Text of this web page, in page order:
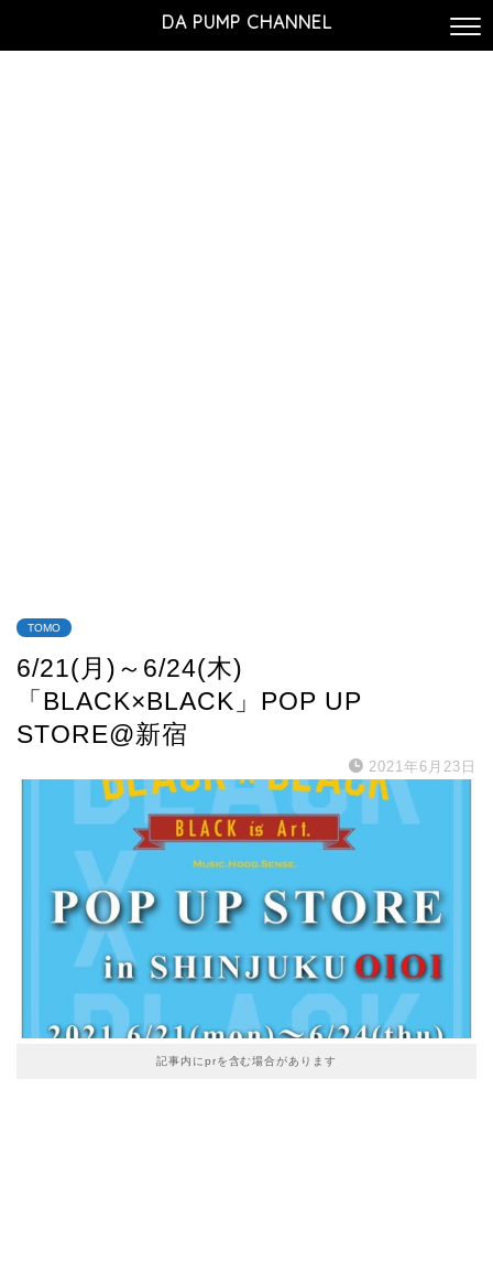
DA PUMP CHANNEL
TOMO
6/21(月)～6/24(木)
「BLACK×BLACK」POP UP
STORE@新宿
2021年6月23日
記事内にprを含む場合があります